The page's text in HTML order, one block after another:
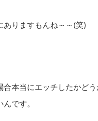
ありますもんね～～(笑)
本当にエッチしたかど
です。